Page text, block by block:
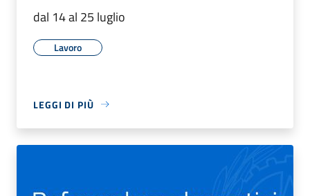
dal 14 al 25 luglio
Lavoro
LEGGI DI PIÙ